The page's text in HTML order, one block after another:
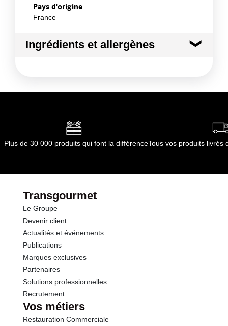
Pays d'origine
France
Ingrédients et allergènes
par le(s) fournisseur(s) de Transgourmet
Opérations
Plus de 30 000 produits qui font la différenceTous vos produits livrés
Transgourmet
Le Groupe
Devenir client
Actualités et événements
Publications
Marques exclusives
Partenaires
Solutions professionnelles
Recrutement
Vos métiers
Restauration Commerciale